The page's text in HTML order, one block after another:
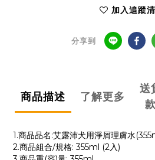
加入追蹤
分享到
商品描述 了解更多
送
1.商品品名:艾露沛犬用淨屑理膚水
2.商品組合/規格: 355ml (2入)